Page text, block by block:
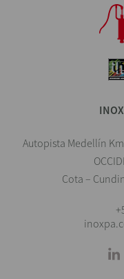
Autopista Medellín Km
Cota –